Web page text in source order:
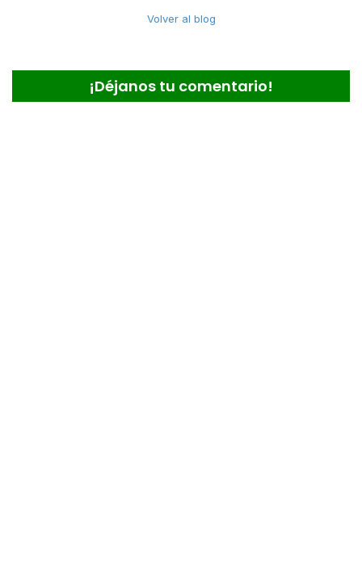
Volver al blog
¡Déjanos tu comentario!